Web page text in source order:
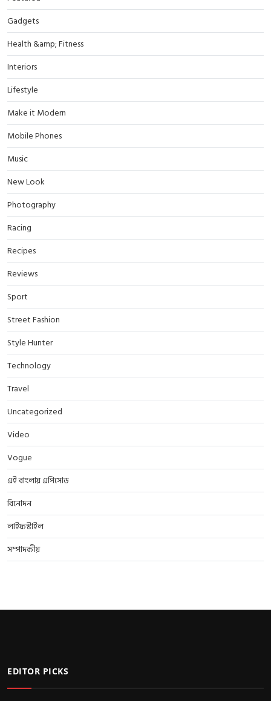
Gadgets
Health &amp; Fitness
Interiors
Lifestyle
Make it Modern
Mobile Phones
Music
New Look
Photography
Racing
Recipes
Reviews
Sport
Street Fashion
Style Hunter
Technology
Travel
Uncategorized
Video
Vogue
এই বাংলায় এপিসোড
বিনোদন
লাইফস্টাইল
সম্পাদকীয়
EDITOR PICKS